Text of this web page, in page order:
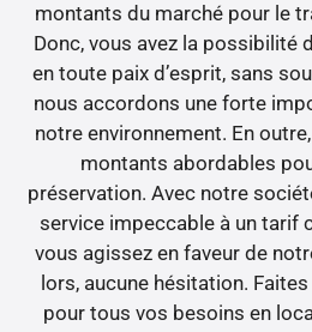
montants du marché pour le
Donc, vous avez la possibilité
en toute paix d’esprit, sans
nous accordons une forte
notre environnement. En
montants abordables
préservation. Avec notre
service impeccable à un tarif
vous agissez en faveur de
lors, aucune hésitation.
pour tous vos besoins en